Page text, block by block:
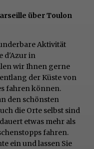
über Toulon
Aktivität
d'Azur in
wir Ihnen gerne
der Küste von
fahren können.
den schönsten
die Orte selbst sind
etwas mehr als
fahren.
ein und lassen Sie